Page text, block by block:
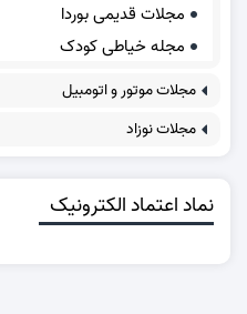
مجلات قدیمی بوردا
مجله خیاطی کودک
مجلات موتور و اتومبیل
مجلات نوزاد
نماد اعتماد الکترونیک